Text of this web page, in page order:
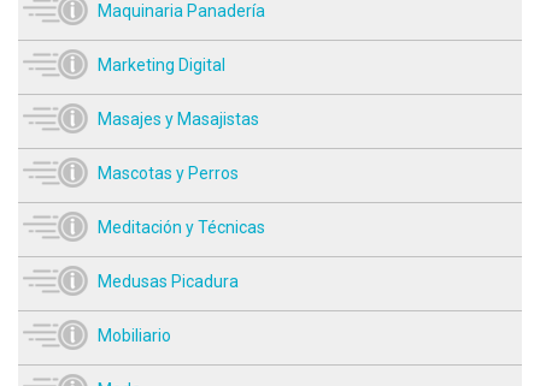
Maquinaria Panadería
Marketing Digital
Masajes y Masajistas
Mascotas y Perros
Meditación y Técnicas
Medusas Picadura
Mobiliario